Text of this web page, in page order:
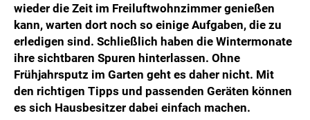
wieder die Zeit im Freiluftwohnzimmer genießen
kann, warten dort noch so einige Aufgaben, die zu
erledigen sind. Schließlich haben die Wintermonate
ihre sichtbaren Spuren hinterlassen. Ohne
Frühjahrsputz im Garten geht es daher nicht. Mit
den richtigen Tipps und passenden Geräten können
es sich Hausbesitzer dabei einfach machen.